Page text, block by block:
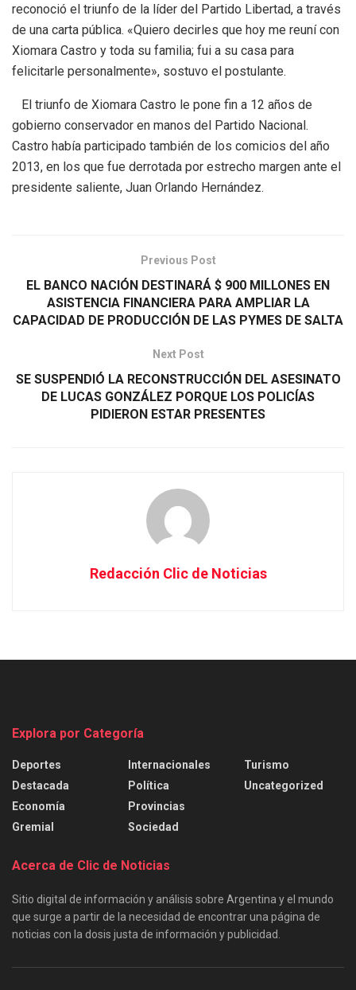
reconoció el triunfo de la líder del Partido Libertad, a través
de una carta pública. «Quiero decirles que hoy me reuní con
Xiomara Castro y toda su familia; fui a su casa para
felicitarle personalmente», sostuvo el postulante.
El triunfo de Xiomara Castro le pone fin a 12 años de
gobierno conservador en manos del Partido Nacional.
Castro había participado también de los comicios del año
2013, en los que fue derrotada por estrecho margen ante el
presidente saliente, Juan Orlando Hernández.
Previous Post
EL BANCO NACIÓN DESTINARÁ $ 900 MILLONES EN
ASISTENCIA FINANCIERA PARA AMPLIAR LA
CAPACIDAD DE PRODUCCIÓN DE LAS PYMES DE SALTA
Next Post
SE SUSPENDIÓ LA RECONSTRUCCIÓN DEL ASESINATO
DE LUCAS GONZÁLEZ PORQUE LOS POLICÍAS
PIDIERON ESTAR PRESENTES
Redacción Clic de Noticias
Explora por Categoría
Deportes
Destacada
Economía
Gremial
Internacionales
Política
Provincias
Sociedad
Turismo
Uncategorized
Acerca de Clic de Noticias
Sitio digital de información y análisis sobre Argentina y el mundo
que surge a partir de la necesidad de encontrar una página de
noticias con la dosis justa de información y publicidad.